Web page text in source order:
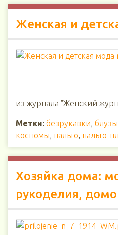
Женская и
из журнала "Женский
Метки: безрукавки, блузы
костюмы, пальто, пальто-
Хозяйка дома:
рукоделия,